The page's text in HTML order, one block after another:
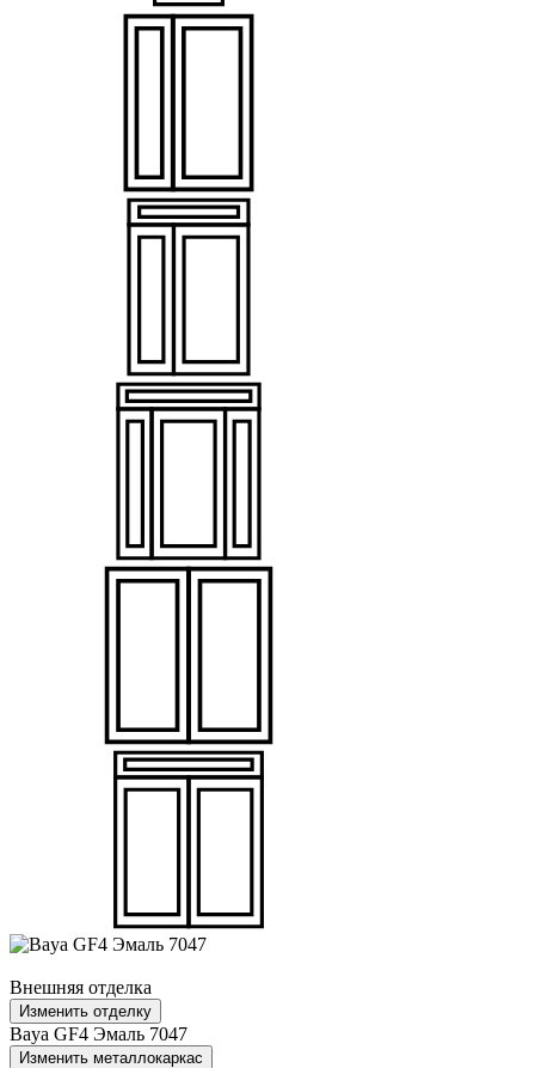
Внешняя отделка
Изменить отделку
Baya GF4 Эмаль 7047
Изменить металлокаркас